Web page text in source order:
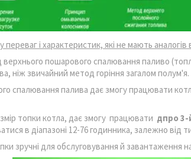
і характеристик, які не мають аналогів
пошарового спалювання паливо
ніж звичайний метод горіння загалом полум'я.
спалювання палива дає змогу працювати
топки котла, дає змогу працювати дпро
в діапазоні 12-76 годинника, залежно від
зручні для обслуговування й завантаження